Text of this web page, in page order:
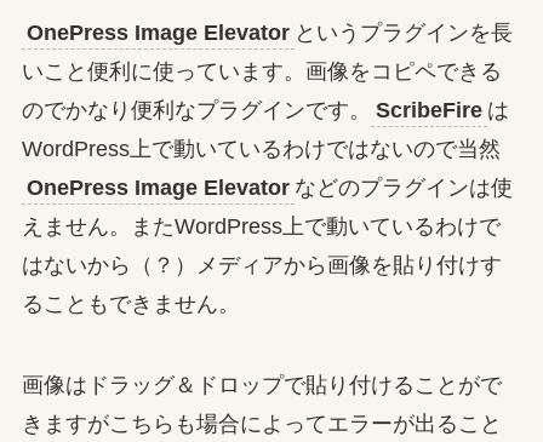
OnePress Image Elevator というプラグインを長
いこと便利に使っています。画像をコピペできる
のでかなり便利なプラグインです。
ScribeFire は
WordPress上で動いているわけではないので当然
OnePress Image Elevator などのプラグインは使
えません。またWordPress上で動いているわけで
はないから（？）メディアから画像を貼り付けす
ることもできません。
画像はドラッグ＆ドロップで貼り付けることがで
きますがこちらも場合によってエラーが出ること